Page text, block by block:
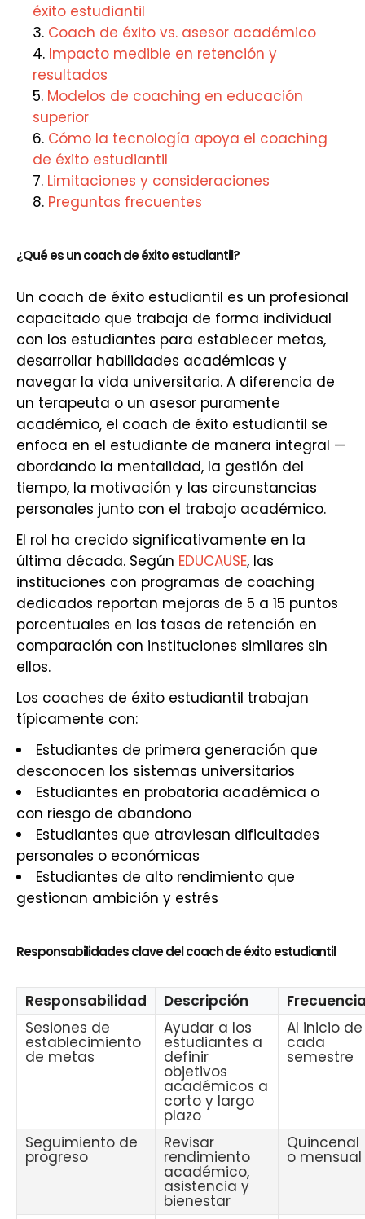
éxito estudiantil
Coach de éxito vs. asesor académico
Impacto medible en retención y
resultados
Modelos de coaching en educación
superior
Cómo la tecnología apoya el coaching
de éxito estudiantil
Limitaciones y consideraciones
Preguntas frecuentes
¿Qué es un coach de éxito estudiantil?
Un coach de éxito estudiantil es un profesional
capacitado que trabaja de forma individual
con los estudiantes para establecer metas,
desarrollar habilidades académicas y
navegar la vida universitaria. A diferencia de
un terapeuta o un asesor puramente
académico, el coach de éxito estudiantil se
enfoca en el estudiante de manera integral —
abordando la mentalidad, la gestión del
tiempo, la motivación y las circunstancias
personales junto con el trabajo académico.
El rol ha crecido significativamente en la
última década. Según EDUCAUSE, las
instituciones con programas de coaching
dedicados reportan mejoras de 5 a 15 puntos
porcentuales en las tasas de retención en
comparación con instituciones similares sin
ellos.
Los coaches de éxito estudiantil trabajan
típicamente con:
Estudiantes de primera generación que
desconocen los sistemas universitarios
Estudiantes en probatoria académica o
con riesgo de abandono
Estudiantes que atraviesan dificultades
personales o económicas
Estudiantes de alto rendimiento que
gestionan ambición y estrés
Responsabilidades clave del coach de éxito estudiantil
Responsabilidad Descripción
Sesiones de
establecimiento
de metas
Ayudar a los
estudiantes a
definir
objetivos
académicos a
corto y largo
plazo
Al inicio de
cada
semestre
Seguimiento de
progreso
Revisar
rendimiento
académico,
asistencia y
bienestar
Quincenal
o mensual